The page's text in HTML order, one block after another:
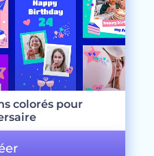
colorés pour